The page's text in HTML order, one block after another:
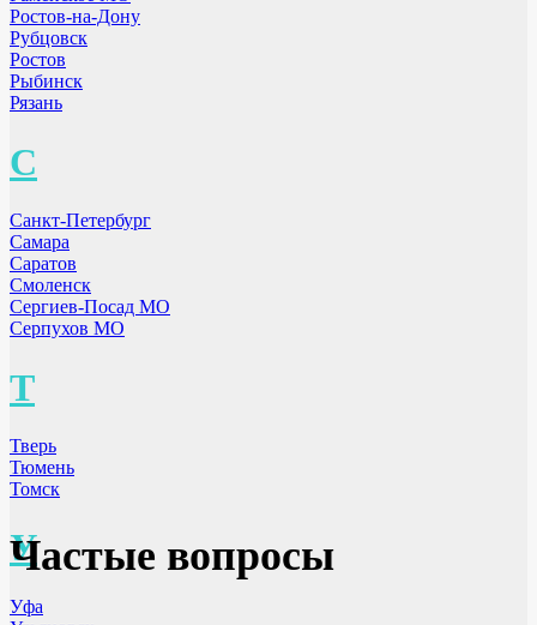
Ростов-на-Дону
Рубцовск
Ростов
Рыбинск
Рязань
С
Санкт-Петербург
Самара
Саратов
Смоленск
Сергиев-Посад МО
Серпухов МО
Т
Тверь
Тюмень
Томск
У
Уфа
Частые вопросы